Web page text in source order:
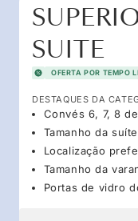
SUITE
OFERTA POR TEMPO
DESTAQUES DA
Convés 6, 7, 8
Tamanho da
Localização
Tamanho da
Portas de vidro